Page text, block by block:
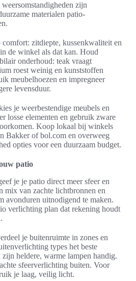
zijn
materialen patio-
zitdiepte, kussenkwaliteit en
de winkel als dat kan. Houd
onderhoud: teak vraagt
roest weinig en kunststoffen
meubelhoezen en impregneer
levensduur.
je weerbestendige meubels en
losse elementen en gebruik zware
Koop lokaal bij winkels
Bakker of bol.com en overweeg
opties voor een duurzaam budget.
patio
je je patio direct meer sfeer en
mix van zachte lichtbronnen en
avonduren uitnodigend te maken.
verlichting plan dat rekening houdt
je buitenruimte in zones en
types het beste
heldere, warme lampen handig.
sfeerverlichting buiten. Voor
je laag, veilig licht.